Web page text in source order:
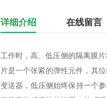
详细介绍 在线留言
工作时，高、低压侧的隔离膜
片是一个张紧的弹性元件，其
变送器，低压侧始终保持一个